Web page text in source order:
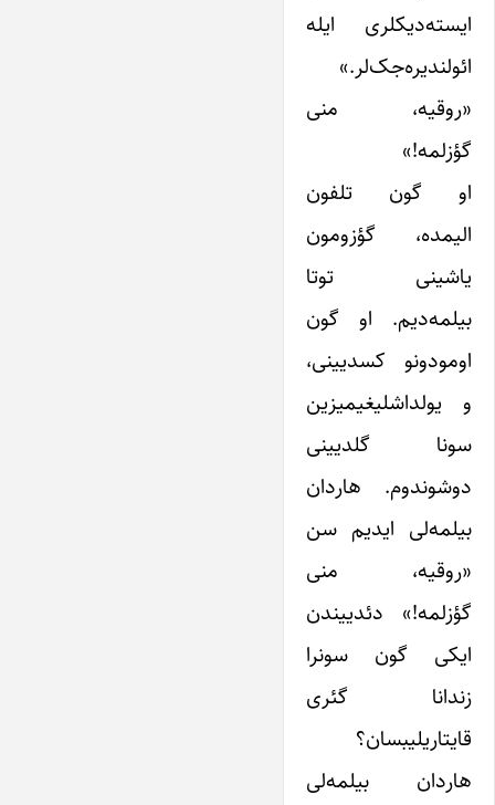
ایسته‌دیکلری ایله
ائولندیره‌جک‌لر.»
«روقیه، منی
گؤزلمه!»
او گون تلفون
الیمده، گؤزومون
یاشینی توتا
بیلمه‌دیم. او گون
اومودونو کسدیینی،
و یولداشلیغیمیزین
سونا گلدیینی
دوشوندوم. هاردان
بیلمه‌لی ایدیم سن
«روقیه، منی
گؤزلمه!» دئدییندن
ایکی گون سونرا
زندانا گئری
قایتاریلیبسان؟
هاردان بیلمه‌لی